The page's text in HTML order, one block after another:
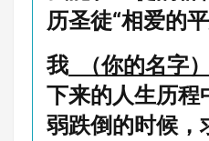
历圣徒“相爱的平
我 （你的名字）
下来的人生历程
弱跌倒的时候，